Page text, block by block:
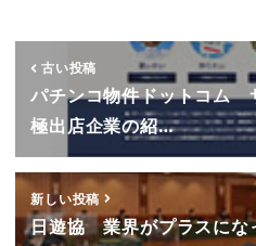
古い投稿
パチンコ物件ドットコム
極出店企業の紹…
新しい投稿
日遊協 業界がプラスにな